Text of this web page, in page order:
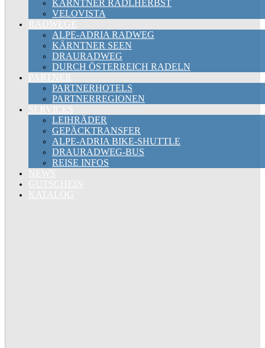
KÄRNTNER RADLHERBST
VELOVISTA
RADWEGE
ALPE-ADRIA RADWEG
KÄRNTNER SEEN
DRAURADWEG
DURCH ÖSTERREICH RADELN
PARTNER
PARTNERHOTELS
PARTNERREGIONEN
SERVICES
LEIHRÄDER
GEPÄCKTRANSFER
ALPE-ADRIA BIKE-SHUTTLE
DRAURADWEG-BUS
REISE INFOS
NEWS
GUTSCHEIN
KATALOG